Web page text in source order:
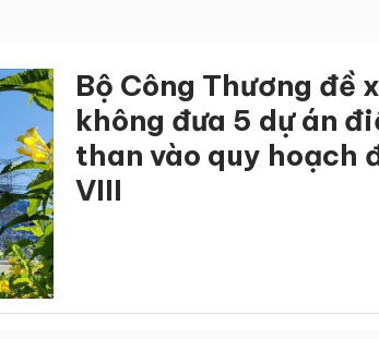
Bộ Công Thương đề
không đưa 5 dự án
than vào quy hoạch
VIII